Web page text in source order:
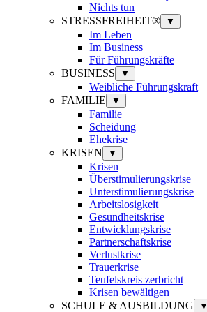
Nichts tun
STRESSFREIHEIT®
▼
Im Leben
Im Business
Für Führungskräfte
BUSINESS
▼
Weibliche Führungskraft
FAMILIE
▼
Familie
Scheidung
Ehekrise
KRISEN
▼
Krisen
Überstimulierungskrise
Unterstimulierungskrise
Arbeitslosigkeit
Gesundheitskrise
Entwicklungskrise
Partnerschaftskrise
Verlustkrise
Trauerkrise
Teufelskreis zerbricht
Krisen bewältigen
SCHULE & AUSBILDUNG
▼